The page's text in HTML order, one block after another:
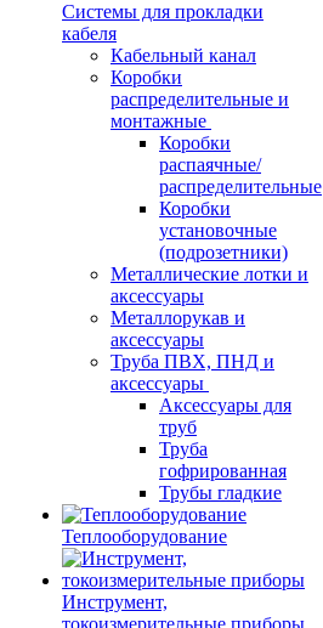
Системы для прокладки
кабеля
Кабельный канал
Коробки
распределительные и
монтажные
Коробки
распаячные/
распределительные
Коробки
установочные
(подрозетники)
Металлические лотки и
аксессуары
Металлорукав и
аксессуары
Труба ПВХ, ПНД и
аксессуары
Аксессуары для
труб
Труба
гофрированная
Трубы гладкие
Теплооборудование
Инструмент,
токоизмерительные приборы